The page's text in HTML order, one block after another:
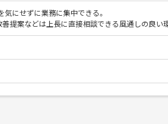
にせずに業務に集中できる。
提案などは上長に直接相談できる風通しの良い環